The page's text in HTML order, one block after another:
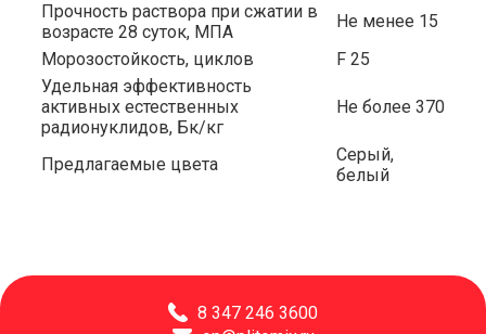
Прочность раствора при сжатии в
возрасте 28 суток, МПА
Не менее 15
Морозостойкость, циклов
F 25
Удельная эффективность
активных естественных
радионуклидов, Бк/кг
Не более 370
Предлагаемые цвета
Серый,
белый
8 347 246 3600